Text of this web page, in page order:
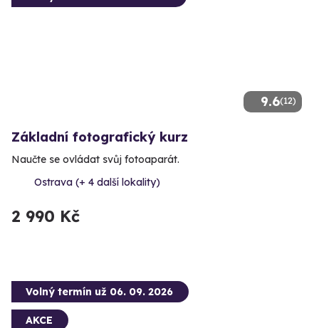
9.6(12)
Základní fotografický kurz
Naučte se ovládat svůj fotoaparát.
Ostrava (+ 4 další lokality)
2 990 Kč
Volný termín už 06. 09. 2026
AKCE